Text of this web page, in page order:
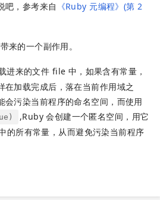
吧，参考来自 《Ruby 元编程》(第 2
来的一个副作用。
进来的文件 file 中，如果含有常量，
在加载完成后，落在当前作用域之
会污染当前程序的命名空间，而使用
,Ruby 会创建一个匿名空间，用它
的所有常量，从而避免污染当前程序